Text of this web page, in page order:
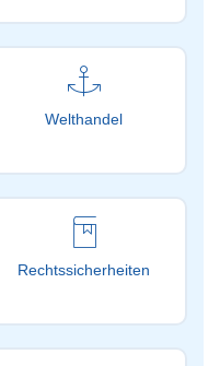
Welthandel
Rechtssicherheiten